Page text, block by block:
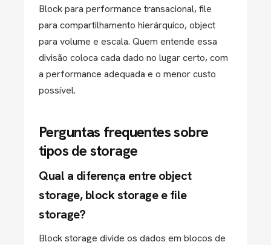
Block para performance transacional, file
para compartilhamento hierárquico, object
para volume e escala. Quem entende essa
divisão coloca cada dado no lugar certo, com
a performance adequada e o menor custo
possível.
Perguntas frequentes sobre
tipos de storage
Qual a diferença entre object
storage, block storage e file
storage?
Block storage divide os dados em blocos de